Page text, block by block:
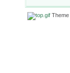
Theme